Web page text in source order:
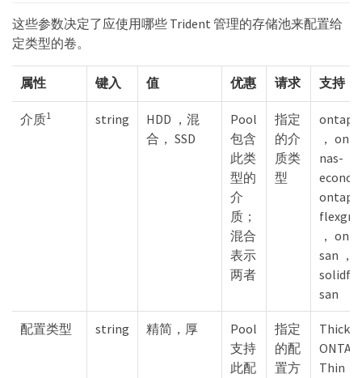
这些参数决定了应使用哪些 Trident 管理的存储池来配置给
定类型的卷。
属性 键入 值 优惠 请求 支持
介质1 string
HDD ，混
合， SSD
Pool
包含
此类
型的
介
质；
混合
表示
两者
指定
的介
质类
型
ontap-
，
nas-
ontap-
，
san ，
san
配置类型 string 精简，厚
Pool
支持
此配
指定
的配
置方
Thick
Thin：